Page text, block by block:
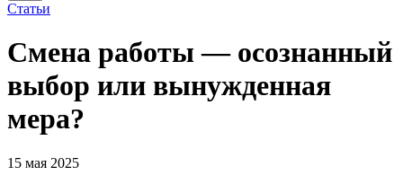
Статьи
Смена работы — осознанный
выбор или вынужденная
мера?
15 мая 2025